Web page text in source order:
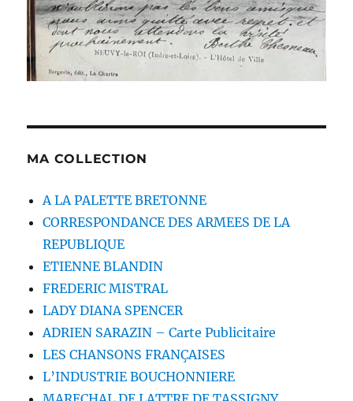
MA COLLECTION
A LA PALETTE BRETONNE
CORRESPONDANCE DES ARMEES DE LA
REPUBLIQUE
ETIENNE BLANDIN
FREDERIC MISTRAL
LADY DIANA SPENCER
ADRIEN SARAZIN – Carte Publicitaire
LES CHANSONS FRANÇAISES
L’INDUSTRIE BOUCHONNIERE